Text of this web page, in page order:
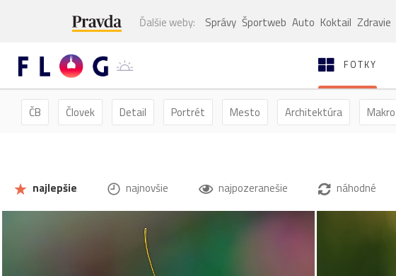
Ďalšie weby: Správy Športweb Auto Koktail Zdravie
FOTKY
ČB Človek Detail Portrét Mesto Architektúra Makro
najlepšie najnovšie najpozeranešie náhodné